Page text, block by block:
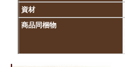
資材
商品同梱物